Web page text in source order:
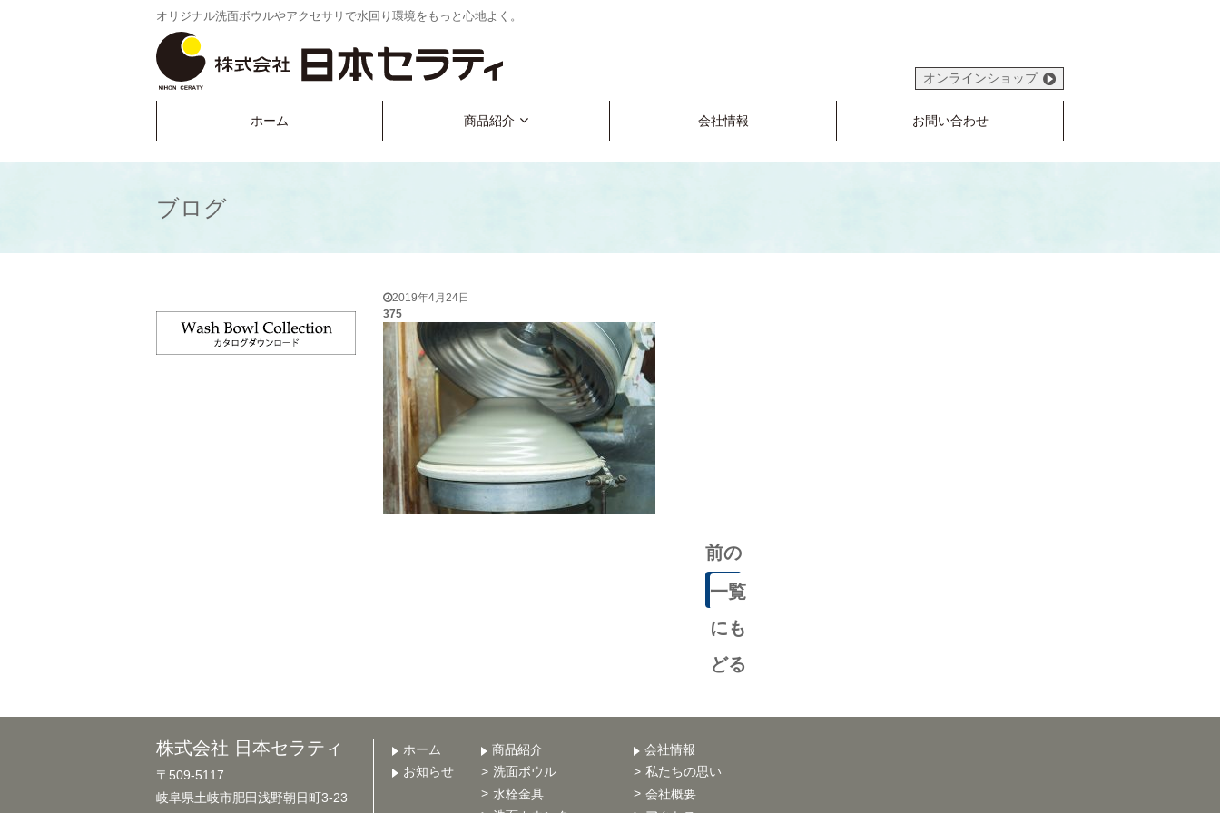
オリジナル洗面ボウルやアクセサリで水回り環境をもっと心地よく。
オンラインショップ
ホーム 商品紹介 会社情報 お問い合わせ
ブログ
2019年4月24日
375
前の
記事
一覧
にも
どる
株式会社 日本セラティ
〒509-5117
岐阜県土岐市肥田浅野朝日町3-23
ホーム
お知らせ
商品紹介
洗面ボウル
水栓金具
会社情報
私たちの思い
会社概要